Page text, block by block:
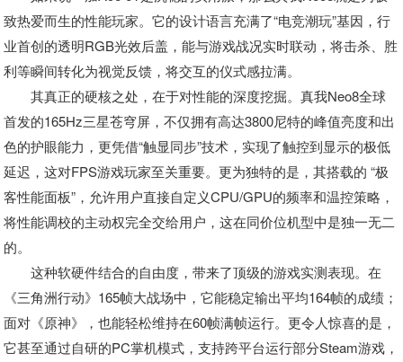
致热爱而生的性能玩家。它的设计语言充满了“电竞潮玩”基因，行
业首创的透明RGB光效后盖，能与游戏战况实时联动，将击杀、胜
利等瞬间转化为视觉反馈，将交互的仪式感拉满。
其真正的硬核之处，在于对性能的深度挖掘。真我Neo8全球
首发的165Hz三星苍穹屏，不仅拥有高达3800尼特的峰值亮度和出
色的护眼能力，更凭借“触显同步”技术，实现了触控到显示的极低
延迟，这对FPS游戏玩家至关重要。更为独特的是，其搭载的 “极
客性能面板”，允许用户直接自定义CPU/GPU的频率和温控策略，
将性能调校的主动权完全交给用户，这在同价位机型中是独一无二
的。
这种软硬件结合的自由度，带来了顶级的游戏实测表现。在
《三角洲行动》165帧大战场中，它能稳定输出平均164帧的成绩；
面对《原神》，也能轻松维持在60帧满帧运行。更令人惊喜的是，
它甚至通过自研的PC掌机模式，支持跨平台运行部分Steam游戏，